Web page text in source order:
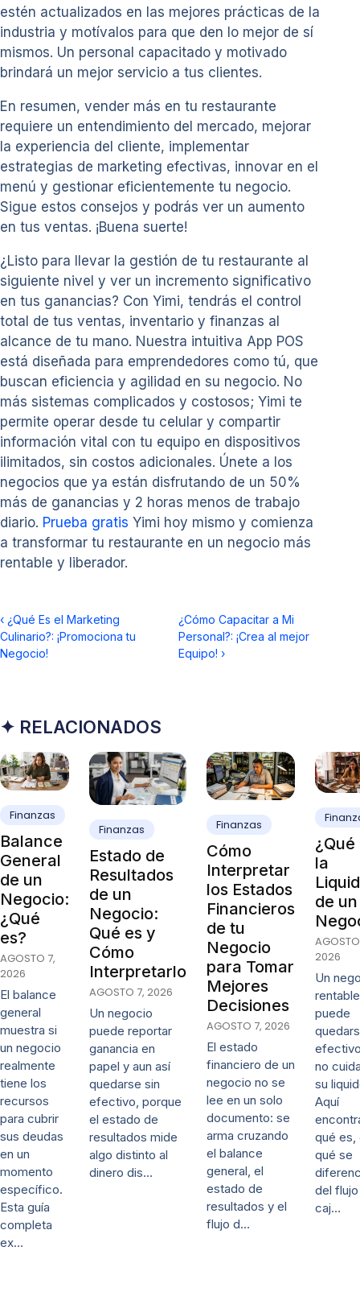
estén actualizados en las mejores prácticas de la
industria y motívalos para que den lo mejor de sí
mismos. Un personal capacitado y motivado
brindará un mejor servicio a tus clientes.
En resumen, vender más en tu restaurante
requiere un entendimiento del mercado, mejorar
la experiencia del cliente, implementar
estrategias de marketing efectivas, innovar en el
menú y gestionar eficientemente tu negocio.
Sigue estos consejos y podrás ver un aumento
en tus ventas. ¡Buena suerte!
¿Listo para llevar la gestión de tu restaurante al
siguiente nivel y ver un incremento significativo
en tus ganancias? Con Yimi, tendrás el control
total de tus ventas, inventario y finanzas al
alcance de tu mano. Nuestra intuitiva App POS
está diseñada para emprendedores como tú, que
buscan eficiencia y agilidad en su negocio. No
más sistemas complicados y costosos; Yimi te
permite operar desde tu celular y compartir
información vital con tu equipo en dispositivos
ilimitados, sin costos adicionales. Únete a los
negocios que ya están disfrutando de un 50%
más de ganancias y 2 horas menos de trabajo
diario. Prueba gratis Yimi hoy mismo y comienza
a transformar tu restaurante en un negocio más
rentable y liberador.
‹ ¿Qué Es el Marketing
Culinario?: ¡Promociona tu
Negocio!
¿Cómo Capacitar a Mi
Personal?: ¡Crea al mejor
Equipo! ›
✦ RELACIONADOS
Finanzas
Balance
General
de un
Negocio:
¿Qué
es?
AGOSTO 7,
2026
El balance
general
muestra si
un negocio
realmente
tiene los
recursos
para cubrir
sus deudas
en un
momento
específico.
Esta guía
completa
ex…
Finanzas
Estado de
Resultados
de un
Negocio:
Qué es y
Cómo
Interpretarlo
AGOSTO 7, 2026
Un negocio
puede reportar
ganancia en
papel y aun así
quedarse sin
efectivo, porque
el estado de
resultados mide
algo distinto al
dinero dis…
Finanzas
Cómo
Interpretar
los Estados
Financieros
de tu
Negocio
para Tomar
Mejores
Decisiones
AGOSTO 7, 2026
El estado
financiero de un
negocio no se
lee en un solo
documento: se
arma cruzando
el balance
general, el
estado de
resultados y el
flujo d…
¿Qué
la
de un
2026
Un
rentable
puede
no
su
Aquí
qué es,
qué se
del
caj…